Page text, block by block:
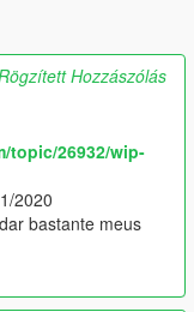
- Law & Order 8.1
p to
> dlcpacks > eup
Hozzászólás
topic/26932/wip-
2020
bastante meus